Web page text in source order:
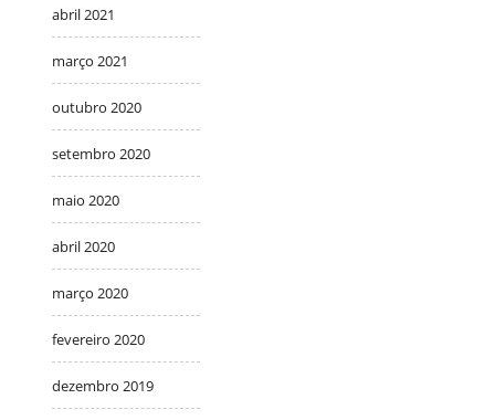
abril 2021
março 2021
outubro 2020
setembro 2020
maio 2020
abril 2020
março 2020
fevereiro 2020
dezembro 2019